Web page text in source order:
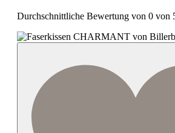
Durchschnittliche Bewertung von 0 von